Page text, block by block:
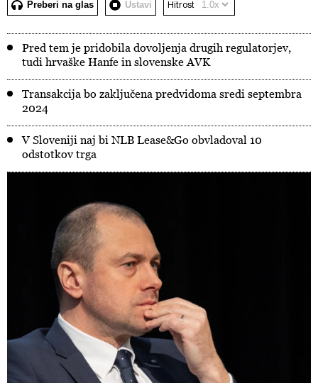
Preberi na glas Ustavi Hitrost
Pred tem je pridobila dovoljenja drugih regulatorjev,
tudi hrvaške Hanfe in slovenske AVK
Transakcija bo zaključena predvidoma sredi septembra
2024
V Sloveniji naj bi NLB Lease&Go obvladoval 10
odstotkov trga